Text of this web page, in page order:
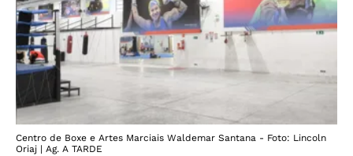
Centro de Boxe e Artes Marciais Waldemar Santana - Foto: Lincoln
Oriaj | Ag. A TARDE